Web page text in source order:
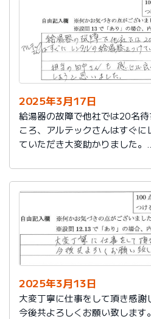
2025年3月17日
給湯器の故障で他社では20名
ころ、アルテックさんはすぐ
ていただき大変助かりました。
うと思いました。
2025年3月13日
大変丁寧に仕事をして頂き感謝
今後共よろしくお願い致します。